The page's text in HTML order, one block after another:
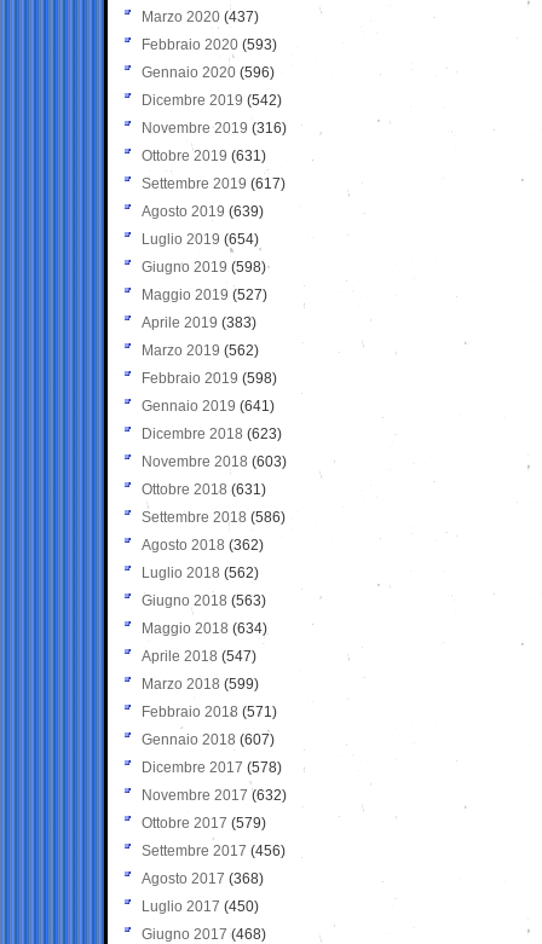
Marzo 2020 (437)
Febbraio 2020 (593)
Gennaio 2020 (596)
Dicembre 2019 (542)
Novembre 2019 (316)
Ottobre 2019 (631)
Settembre 2019 (617)
Agosto 2019 (639)
Luglio 2019 (654)
Giugno 2019 (598)
Maggio 2019 (527)
Aprile 2019 (383)
Marzo 2019 (562)
Febbraio 2019 (598)
Gennaio 2019 (641)
Dicembre 2018 (623)
Novembre 2018 (603)
Ottobre 2018 (631)
Settembre 2018 (586)
Agosto 2018 (362)
Luglio 2018 (562)
Giugno 2018 (563)
Maggio 2018 (634)
Aprile 2018 (547)
Marzo 2018 (599)
Febbraio 2018 (571)
Gennaio 2018 (607)
Dicembre 2017 (578)
Novembre 2017 (632)
Ottobre 2017 (579)
Settembre 2017 (456)
Agosto 2017 (368)
Luglio 2017 (450)
Giugno 2017 (468)